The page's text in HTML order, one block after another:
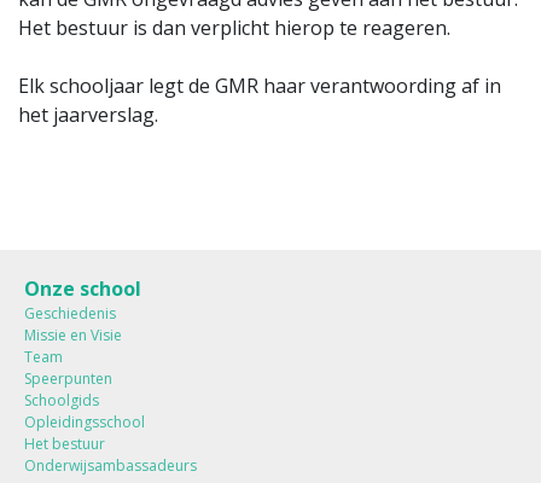
Het bestuur is dan verplicht hierop te reageren.
Elk schooljaar legt de GMR haar verantwoording af in
het jaarverslag.
Onze school
Geschiedenis
Missie en Visie
Team
Speerpunten
Schoolgids
Opleidingsschool
Het bestuur
Onderwijsambassadeurs